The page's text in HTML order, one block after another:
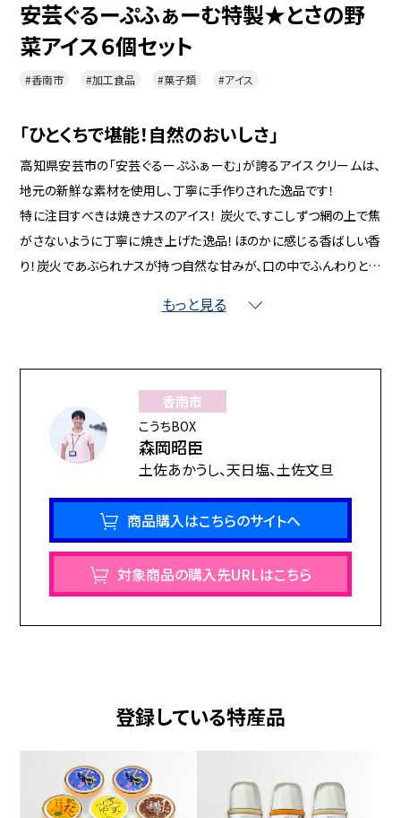
安芸ぐるーぷふぁーむ特製★とさの野
菜アイス６個セット
#香南市 #加工食品 #菓子類 #アイス
「ひとくちで堪能！自然のおいしさ」
高知県安芸市の「安芸ぐるーぷふぁーむ」が誇るアイスクリームは、
地元の新鮮な素材を使用し、丁寧に手作りされた逸品です！
特に注目すべきは焼きナスのアイス！ 炭火で、すこしずつ網の上で焦
がさないように丁寧に焼き上げた逸品！ほのかに感じる香ばしい香
り！炭火であぶられナスが持つ自然な甘みが、口の中でふんわりと広
また、高知県産の野菜や特産物をふんだんに使い、素材そのものの
手作りならではの温かみのある食感と、どこか懐かしい味わいが魅
力のこのアイスクリームは、大切な人との特別な時間や贈り物にも
ぴったりです。
一度食べたら忘れられない、その独特の美味しさをぜひご堪能くだ
・焼きナス 100ｍlカップ×１
・焼きいも 100ｍlカップ×１
・かぼちゃ 100ｍlカップ×１
・マイナス18℃以下保存
・二重包装にて、ヤマト冷凍クール便発送。北海道、沖縄、離島発送不
もっと見る
香南市
こうちBOX
森岡昭臣
土佐あかうし、天日塩、土佐文旦
商品購入はこちらのサイトへ
対象商品の購入先URLはこちら
登録している特産品